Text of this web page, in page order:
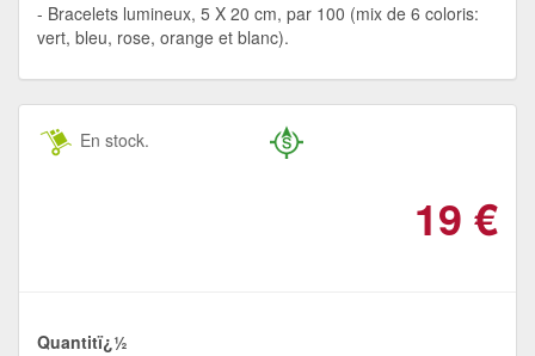
Bracelets lumineux, 5 X 20 cm, par 100 (mix de 6 coloris:
vert, bleu, rose, orange et blanc).
En stock.
19 €
Quantitï¿½